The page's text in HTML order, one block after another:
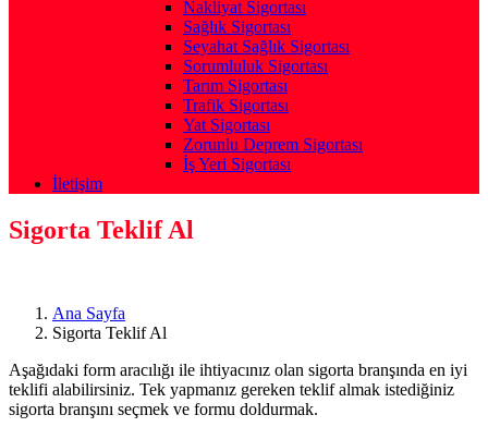
Nakliyat Sigortası
Sağlık Sigortası
Seyahat Sağlık Sigortası
Sorumluluk Sigortası
Tarım Sigortası
Trafik Sigortası
Yat Sigortası
Zorunlu Deprem Sigortası
İş Yeri Sigortası
İletişim
Sigorta Teklif Al
Ana Sayfa
Sigorta Teklif Al
Aşağıdaki form aracılığı ile ihtiyacınız olan sigorta branşında en iyi
teklifi alabilirsiniz. Tek yapmanız gereken teklif almak istediğiniz
sigorta branşını seçmek ve formu doldurmak.